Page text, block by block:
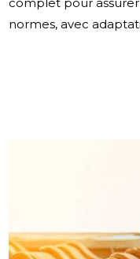
normes, avec